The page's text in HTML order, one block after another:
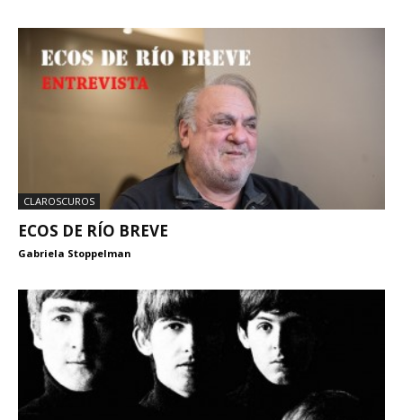
CLAROSCUROS
ECOS DE RÍO BREVE
Gabriela Stoppelman